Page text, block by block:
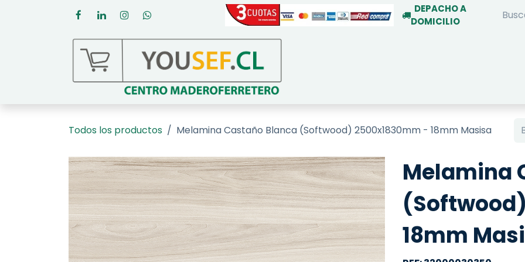
DEPACHO A
DOMICILIO
Todos los productos Melamina Castaño Blanca (Softwood) 2500x1830mm - 18mm Masisa
Melamina
18mm